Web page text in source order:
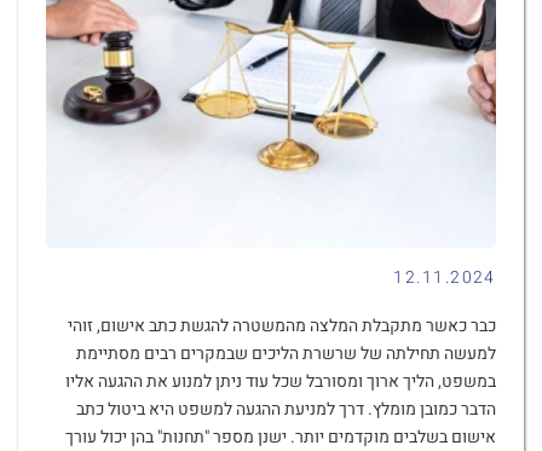
12.11.2024
כבר כאשר מתקבלת המלצה מהמשטרה להגשת כתב אישום, זוהי
למעשה תחילתה של שרשרת הליכים שבמקרים רבים מסתיימת
במשפט, הליך ארוך ומסורבל שכל עוד ניתן למנוע את ההגעה אליו
הדבר כמובן מומלץ. דרך למניעת ההגעה למשפט היא ביטול כתב
אישום בשלבים מוקדמים יותר. ישנן מספר "תחנות" בהן יכול עורך